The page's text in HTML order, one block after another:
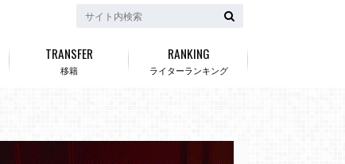
移籍
TRANSFER
ライターランキング
RANKING